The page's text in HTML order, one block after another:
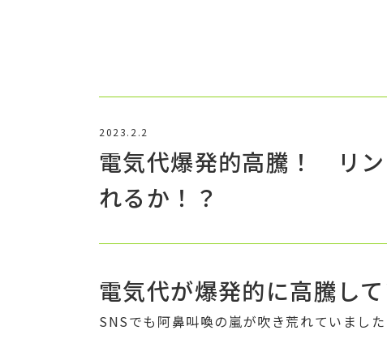
2023.2.2
電気代爆発的高騰！ リ
れるか！？
電気代が爆発的に高騰して
SNSでも阿鼻叫喚の嵐が吹き荒れていました